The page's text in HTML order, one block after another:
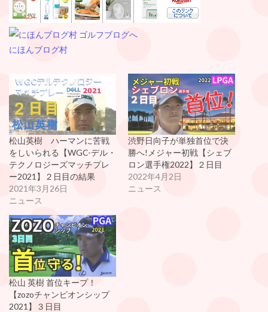
にほんブログ村
松山英樹 ハーマンに苦戦
をしいられる【WGC-デル・
テクノロジーズマッチプレ
ー2021】２日目の結果
2021年3月26日
ニュース
渋野日向子が単独首位で決
勝へ!メジャー初戦【シェブ
ロン選手権2022】２日目
2022年4月2日
ニュース
松山 英樹 首位キープ！
【zozoチャンピオンシップ
2021】３日目